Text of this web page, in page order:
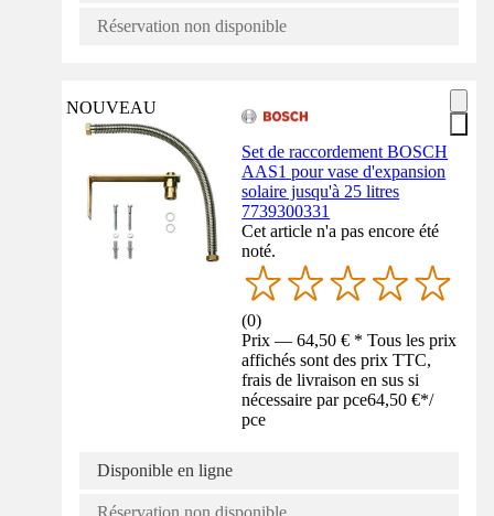
Réservation non disponible
NOUVEAU
Set de raccordement BOSCH
AAS1 pour vase d'expansion
solaire jusqu'à 25 litres
7739300331
Cet article n'a pas encore été
noté.
(0)
Prix — 64,50 € * Tous les prix
affichés sont des prix TTC,
frais de livraison en sus si
nécessaire par pce64,50 €*/
pce
Disponible en ligne